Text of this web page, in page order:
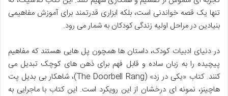
تنها یک قصه خواندنی است، بلکه ابزاری قدرتمند برای آموزش مفاهیمی
بنیادین در مراحل اولیه زندگی کودکان به شمار می رود.
در دنیای ادبیات کودک، داستان ها همچون پل هایی هستند که مفاهیم
پیچیده را به زبان ساده و قابل فهم برای ذهن های کوچک تبدیل می
کنند. کتاب «یکی در زد» (The Doorbell Rang)، شاهکار بی بدیل پت
هاچینز، نمونه ای درخشان از این رویکرد است. این کتاب با ماجرایی به